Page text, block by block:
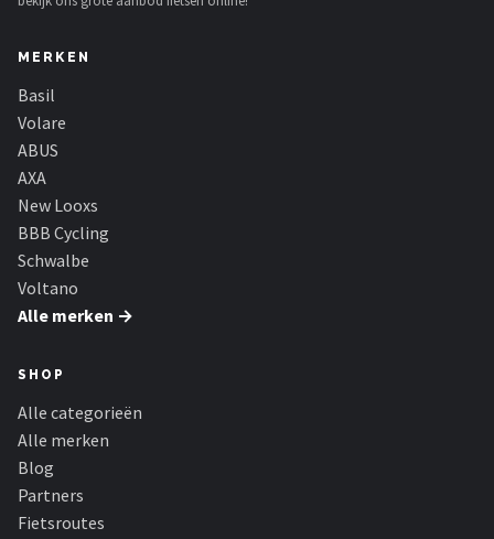
MERKEN
Basil
Volare
ABUS
AXA
New Looxs
BBB Cycling
Schwalbe
Voltano
Alle merken →
SHOP
Alle categorieën
Alle merken
Blog
Partners
Fietsroutes